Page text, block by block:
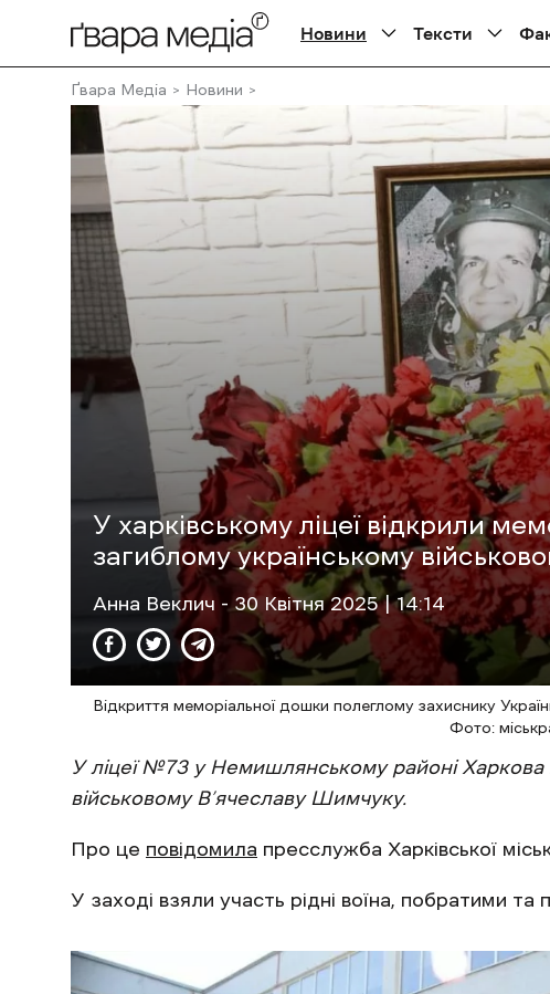
Новини Тексти
Ґвара Медіа Новини
У харківському ліцеї відкрили
загиблому українському
Анна Веклич - 30 Квітня 2025 | 14:14
Відкриття меморіальної дошки полеглому захиснику
Фото:
У ліцеї №73 у Немишлянському районі
військовому В’ячеславу Шимчуку.
Про це повідомила пресслужба Харківської
У заході взяли участь рідні воїна, побратими та